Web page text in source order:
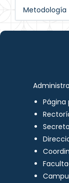
Metodología
Página